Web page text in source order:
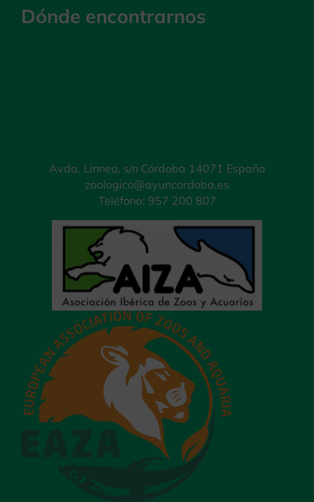
Dónde encontrarnos
Avda. Linneo, s/n Córdoba 14071 España
zoologico@ayuncordoba.es
Teléfono: 957 200 807